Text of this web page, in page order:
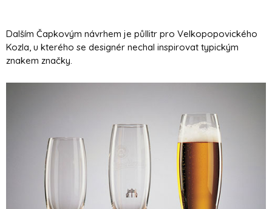
Dalším Čapkovým návrhem je půllitr pro Velkopopovického
Kozla, u kterého se designér nechal inspirovat typickým
znakem značky.